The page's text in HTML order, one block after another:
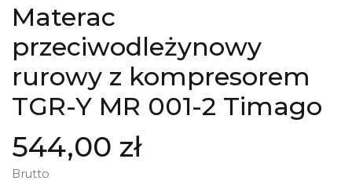
Materac
przeciwodleżynowy
rurowy z kompresorem
TGR-Y MR 001-2 Timago
544,00 zł
Brutto